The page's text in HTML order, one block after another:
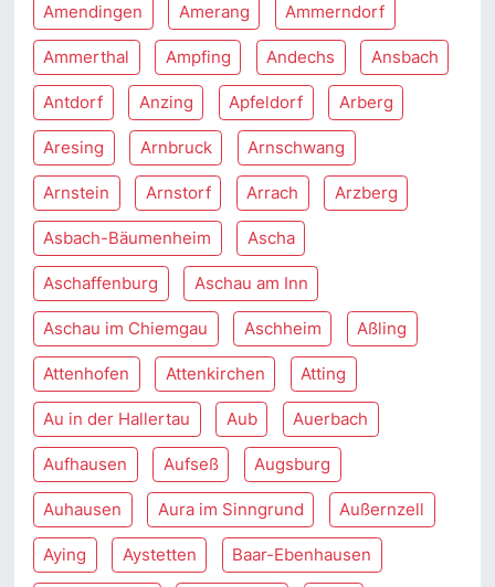
Amendingen Amerang Ammerndorf
Ammerthal Ampfing Andechs Ansbach
Antdorf Anzing Apfeldorf Arberg
Aresing Arnbruck Arnschwang
Arnstein Arnstorf Arrach Arzberg
Asbach-Bäumenheim Ascha
Aschaffenburg Aschau am Inn
Aschau im Chiemgau Aschheim Aßling
Attenhofen Attenkirchen Atting
Au in der Hallertau Aub Auerbach
Aufhausen Aufseß Augsburg
Auhausen Aura im Sinngrund Außernzell
Aying Aystetten Baar-Ebenhausen